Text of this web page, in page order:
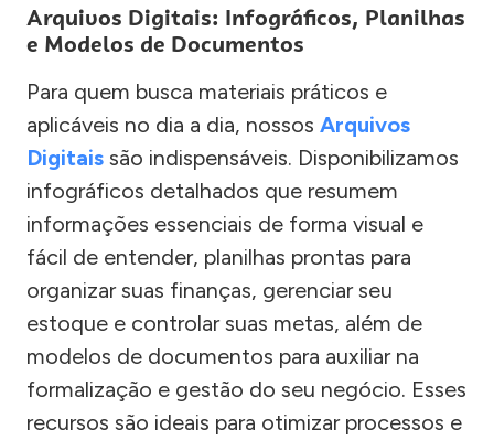
Arquivos Digitais: Infográficos, Planilhas
e Modelos de Documentos
Para quem busca materiais práticos e
aplicáveis no dia a dia, nossos Arquivos
Digitais são indispensáveis. Disponibilizamos
infográficos detalhados que resumem
informações essenciais de forma visual e
fácil de entender, planilhas prontas para
organizar suas finanças, gerenciar seu
estoque e controlar suas metas, além de
modelos de documentos para auxiliar na
formalização e gestão do seu negócio. Esses
recursos são ideais para otimizar processos e